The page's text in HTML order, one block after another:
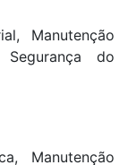
Manutenção
do
Manutenção